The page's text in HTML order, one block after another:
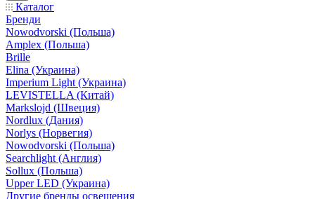
Каталог
Бренди
Nowodvorski (Польша)
Amplex (Польша)
Brille
Elina (Украина)
Imperium Light (Украина)
LEVISTELLA (Китай)
Markslojd (Швеция)
Nordlux (Дания)
Norlys (Норвегия)
Nowodvorski (Польша)
Searchlight (Англия)
Sollux (Польша)
Upper LED (Украина)
Другие бренды освещения